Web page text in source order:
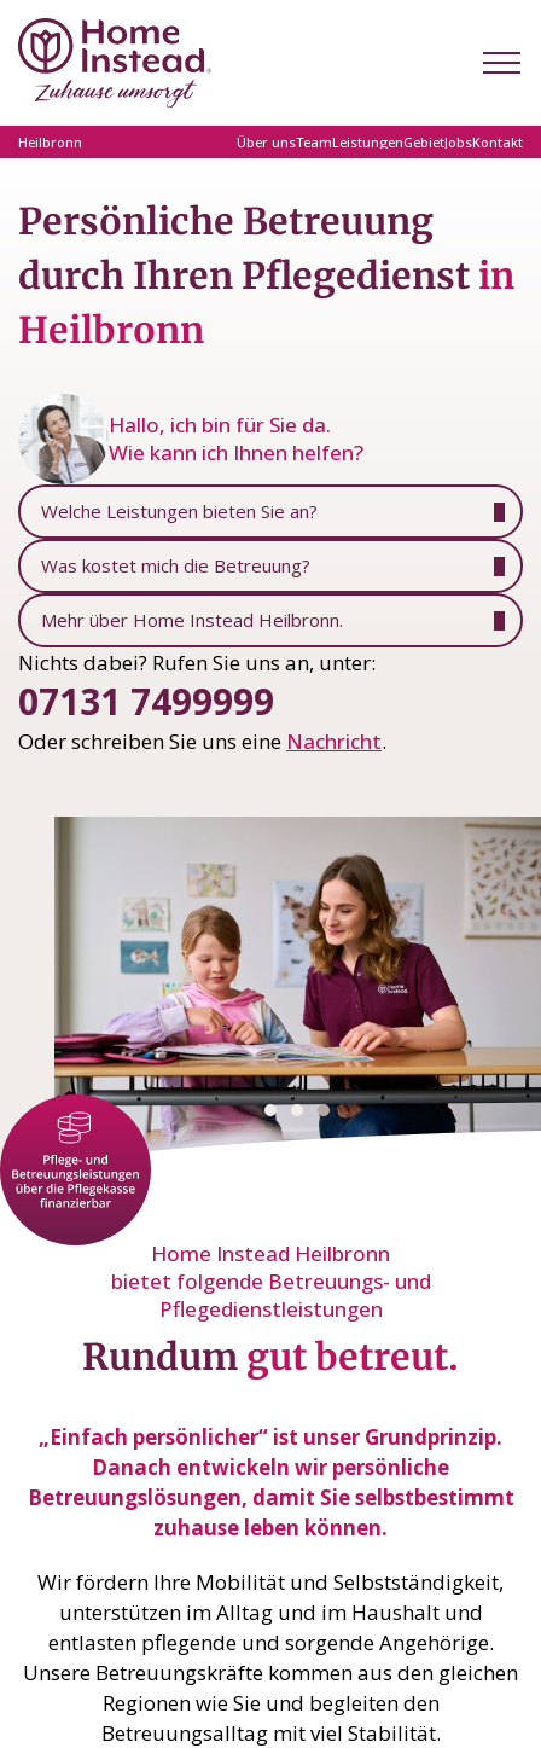
Heilbronn Über unsTeamLeistungenGebietJobsKontakt
Persönliche Betreuung
durch Ihren Pflegedienst in
Heilbronn
Hallo, ich bin für Sie da.
Wie kann ich Ihnen helfen?
Welche Leistungen bieten Sie an?
Was kostet mich die Betreuung?
Mehr über Home Instead Heilbronn.
Nichts dabei? Rufen Sie uns an, unter:
07131 7499999
Oder schreiben Sie uns eine Nachricht.
Home Instead Heilbronn
bietet folgende Betreuungs- und
Pflegedienstleistungen
Rundum gut betreut.
„Einfach persönlicher“ ist unser Grundprinzip.
Danach entwickeln wir persönliche
Betreuungslösungen, damit Sie selbstbestimmt
zuhause leben können.
Wir fördern Ihre Mobilität und Selbstständigkeit,
unterstützen im Alltag und im Haushalt und
entlasten pflegende und sorgende Angehörige.
Unsere Betreuungskräfte kommen aus den gleichen
Regionen wie Sie und begleiten den
Betreuungsalltag mit viel Stabilität.